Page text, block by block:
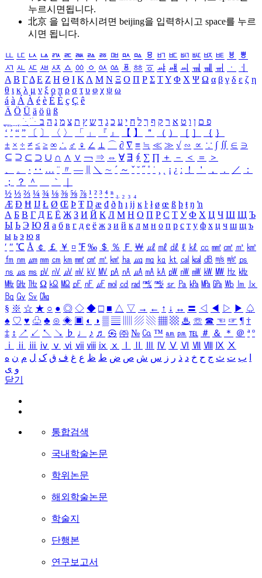
누르시면됩니다.
北京 을 입력하시려면 beijing을 입력하시고 space를 누르
시면 됩니다.
ㅥ ㅦ ㅧ ㅨ ㅩ ㅪ ㅫ ㅬ ㅭ ㅮ ㅯ ㅰ ㅱ ㅲ ㅳ ㅴ ㅵ ㅶ ㅷ ㅸ
ㅹ
ㅺ ㅻ ㅼ ㅽ ㅾ ㅿ ㆀ ㆁ ㆂ ㆃ ㆄ ㆅ ㆆ ㆇ ㆈ ㆉ ㆊ ㆋ ㆌ ㆍ
ㆎ
Α Β ΓΔ Ε Ζ Η Θ Ι ΚΛ Μ Ν Ξ Ο Π Ρ Σ ΤΥ Φ Χ Ψ Ω α β γ δ ε ζ η
θ ι κ λ μ ν ξ ο π ρ σ τ υ φ χ ψ ω
á à Á À é è É È ç Ç ê
Ä Ö Ü ä ö ü ß
ִֶֹ ֻּ ׁׂ פ ם ן ו ט א ר ק ף ך ל ח י ע כ ג ד ש ץ ת צ מ נ ה ב
‘ ’ “ ” 〔 〕 〈 〉 「 」 『 』 【 】 ＂ （ ） ［ ］ ｛ ｝
± × ÷ ≠ ≤ ≥ ∞ ∴ ♂ ♀ ∠ ⊥ ⌒ ∂ ∇ ≡ ≒ ≪ ≫ √ ∽ ∝ ∵ ∫ ∬ ∈ ∋
⊆ ⊇ ⊂ ⊃ ∪ ∩ ∧ ∨ ￢ ⇒ ⇔ ∀ ∃ ∮ ∑ ∏ ＋ － ＜ ＝
＞
、
。 · ‥ … ¨ 〃 ― ＼ ∼ ´ ～ ˇ ˘ ˝ ˚ ˙ ¸ ¡ ¿ ː ！ ＇ ， ． ／
：
；
？ ＾ ｀
½ ⅓ ⅔ ¼ ¾ ⅛ ⅜ ⅝ ⅞ ¹ ² ³ ⁴ ⁿ ₁ ₂ ₃ ₄
Æ Ð Ħ Ĳ Ł Ø Œ Þ Ŧ Ŋ æ đ ð ħ ı ĳ ĸ ŀ ł ø œ ß þ ŧ ŋ ŉ
А Б В Г Д Е Ё Ж З И Й К Л М Н О П Р С Т У Ф Х Ц Ч Ш Щ Ъ
Ы Ь Э Ю Я а б в г д е ё ж з и й к л м н о п р с т у ф х ц ч ш щ ъ
ы ь э ю я
′ ″ ℃ Å ￠ ￡ ￥ ¤ ℉ ‰ ＄ ％ Ｆ ￦ ㎕ ㎖ ㎗ ℓ ㎘ ㏄ ㎣ ㎤ ㎥ ㎦
㎙ ㎚ ㎛ ㎜ ㎝ ㎞ ㎟ ㎠ ㎡ ㎢ ㏊ ㎍ ㎎ ㎏ ㏏ ㎈ ㎉ ㏈ ㎧ ㎨ ㎰
㎱ ㎲ ㎳ ㎴ ㎵ ㎶ ㎷ ㎸ ㎹ ㎀ ㎁ ㎂ ㎃ ㎄ ㎺ ㎻ ㎽ ㎾ ㎿ ㎐ ㎑
㎒ ㎓ ㎔ Ω ㏀ ㏁ ㎊ ㎋ ㎌ ㏖ ㏅ ㎭ ㎮ ㎯ ㏛ ㎩ ㎪ ㎫ ㎬ ㏝ ㏐
㏓
㏃ ㏉ ㏜ ㏆
§ ※ ☆ ★ ○ ● ◎ ◇ ◆ □ ■ △ ▽ → ← ↑ ↓ ↔ 〓 ◁ ◀ ▷ ▶ ♤
♠ ♡ ♥ ♧ ♣ ⊙ ◈ ▣ ◐ ◑ ▒ ▤ ▨ ▧ ▦ ▩ ♨ ☏ ☎ ☜ ☞ ¶ †
‡ ↕ ↗ ↙ ↖ ↘ ♭ ♩ ♪ ♬ ㉿ ㈜ № ㏇ ™ ㏂ ㏘ ℡ ＃ ＆ ＊ ＠ ª º
ⅰ
ⅱ ⅲ ⅳ ⅴ ⅵ ⅶ ⅷ ⅸ ⅹ Ⅳ Ⅴ Ⅵ Ⅶ Ⅷ Ⅸ Ⅹ
ب ت ث ج ح خ د ذ ر ز س ش ص ض ط ظ ع غ ف ق ک ل م ن ه
و ی
닫기
통합검색
국내학술논문
학위논문
해외학술논문
학술지
단행본
연구보고서